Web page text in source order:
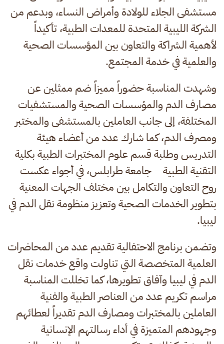
مستشفى الجلاء للولادة وأمراض النساء، وبدعم من
الشركة الليبية المتحدة للمعدات الطبية، تأكيداً
لأهمية الشراكة والتعاون بين المؤسسات الصحية
والعلمية في خدمة المجتمع.
وشهدت المناسبة حضوراً مميزاً ضم ممثلين عن
مصارف الدم والمؤسسات الصحية والمستشفيات
المختلفة، إلى جانب العاملين بالمستشفى والمختبر
ومصرف الدم، كما شارك عدد من أعضاء هيئة
التدريس وطلبة قسم علوم المختبرات الطبية بكلية
التقنية الطبية – جامعة طرابلس، في أجواء عكست
روح التعاون والتكامل بين مختلف الجهات المعنية
بتطوير الخدمات الصحية وتعزيز منظومة نقل الدم في
ليبيا.
وتضمن برنامج الاحتفالية تقديم عدد من المحاضرات
العلمية المتخصصة التي تناولت واقع خدمات نقل
الدم في ليبيا وآفاق تطويرها، كما تخللت المناسبة
مراسم تكريم عدد من العناصر الطبية والفنية
العاملين بالمختبرات ومصارف الدم تقديراً لعطائهم
وجهودهم المتميزة في أداء رسالتهم الإنسانية